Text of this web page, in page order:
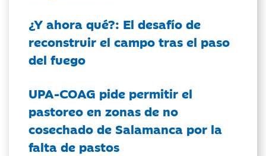
¿Y ahora qué?: El desafío de
reconstruir el campo tras el paso
del fuego
UPA-COAG pide permitir el
pastoreo en zonas de no
cosechado de Salamanca por la
falta de pastos